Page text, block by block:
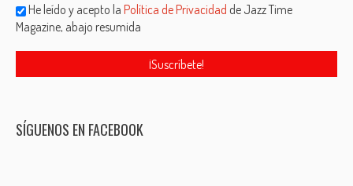
He leído y acepto laPolítica de Privacidad de Jazz Time
Magazine, abajo resumida
SÍGUENOS EN FACEBOOK